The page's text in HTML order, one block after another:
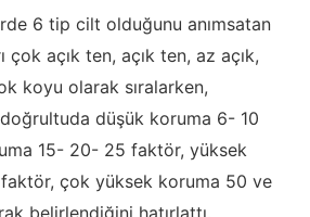
6 tip cilt olduğunu anımsatan
çok açık ten, açık ten, az açık,
koyu olarak sıralarken,
düşük koruma 6- 10
15- 20- 25 faktör, yüksek
çok yüksek koruma 50 ve
belirlendiğini hatırlattı.